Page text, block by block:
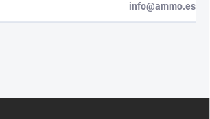
info@ammo.es